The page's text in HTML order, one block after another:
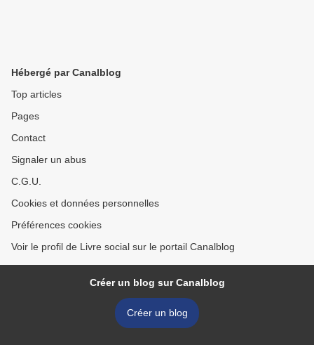
Hébergé par Canalblog
Top articles
Pages
Contact
Signaler un abus
C.G.U.
Cookies et données personnelles
Préférences cookies
Voir le profil de Livre social sur le portail Canalblog
Créer un blog sur Canalblog
Créer un blog